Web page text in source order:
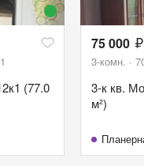
(77.0
75 000
3-комн.
3-к кв.
м²)